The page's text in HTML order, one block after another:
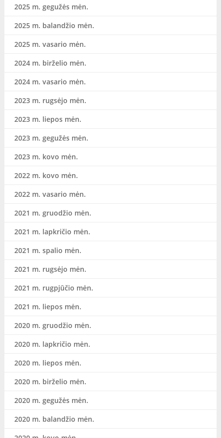
2025 m. gegužės mėn.
2025 m. balandžio mėn.
2025 m. vasario mėn.
2024 m. birželio mėn.
2024 m. vasario mėn.
2023 m. rugsėjo mėn.
2023 m. liepos mėn.
2023 m. gegužės mėn.
2023 m. kovo mėn.
2022 m. kovo mėn.
2022 m. vasario mėn.
2021 m. gruodžio mėn.
2021 m. lapkričio mėn.
2021 m. spalio mėn.
2021 m. rugsėjo mėn.
2021 m. rugpjūčio mėn.
2021 m. liepos mėn.
2020 m. gruodžio mėn.
2020 m. lapkričio mėn.
2020 m. liepos mėn.
2020 m. birželio mėn.
2020 m. gegužės mėn.
2020 m. balandžio mėn.